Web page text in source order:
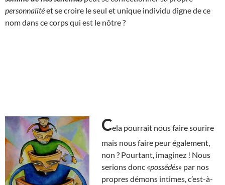
personnalitéet se croire le seul et unique individu digne de ce
nom dans ce corps qui est le nôtre ?
Cela pourrait nous faire sourire
mais nous faire peur également,
non ? Pourtant, imaginez ! Nous
serions donc «possédés» par nos
propres démons intimes, c’est-à-